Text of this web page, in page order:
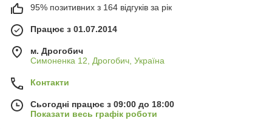
95% позитивних з 164 відгуків за рік
Працює з 01.07.2014
м. Дрогобич
Симоненка 12, Дрогобич, Україна
Контакти
Сьогодні працює з 09:00 до 18:00
Показати весь графік роботи